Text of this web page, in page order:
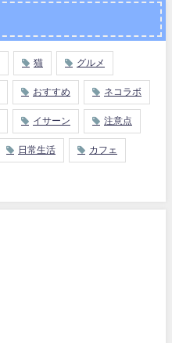
猫 グルメ
おすすめ ネコラボ
イサーン 注意点
日常生活 カフェ